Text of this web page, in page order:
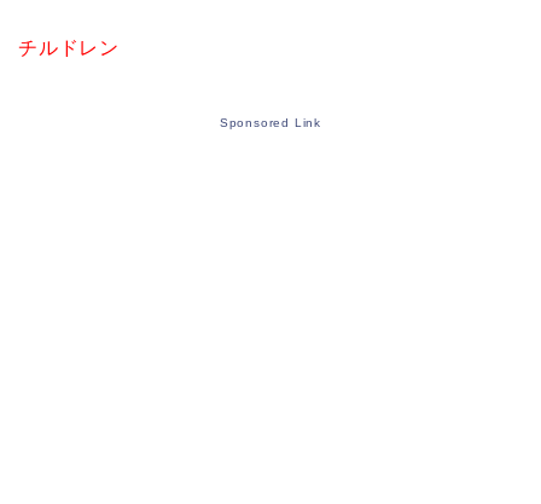
チルドレン
Sponsored Link